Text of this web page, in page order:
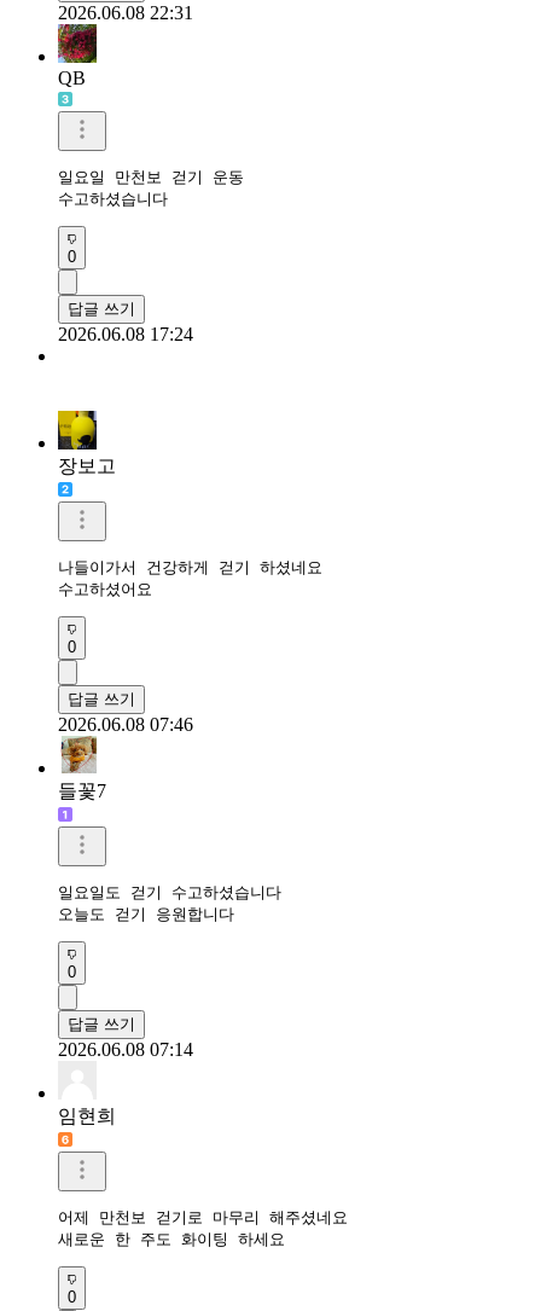
2026.06.08 22:31
QB
일요일 만천보 걷기 운동
수고하셨습니다
0
답글 쓰기
2026.06.08 17:24
장보고
나들이가서 건강하게 걷기 하셨네요
수고하셨어요
0
답글 쓰기
2026.06.08 07:46
들꽃7
일요일도 걷기 수고하셨습니다
오늘도 걷기 응원합니다
0
답글 쓰기
2026.06.08 07:14
임현희
어제 만천보 걷기로 마무리 해주셨네요
새로운 한 주도 화이팅 하세요
0